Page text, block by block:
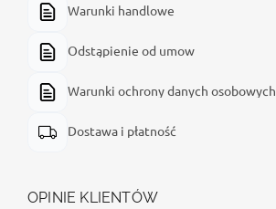
Warunki handlowe
Odstąpienie od umow
Warunki ochrony danych osobowych
Dostawa i płatność
OPINIE KLIENTÓW